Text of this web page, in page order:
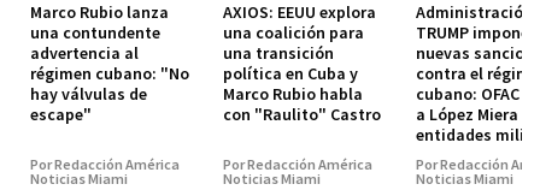
Marco Rubio lanza
una contundente
advertencia al
régimen cubano: "No
hay válvulas de
escape"
Por Redacción América
Noticias Miami
AXIOS: EEUU explora
una coalición para
una transición
política en Cuba y
Marco Rubio habla
con "Raulito" Castro
Por Redacción América
Noticias Miami
Administración
TRUMP impone
nuevas
contra el
cubano: OFAC
a López Miera y
entidades
Por Redacción
Noticias Miami